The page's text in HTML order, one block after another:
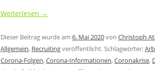
Weiterlesen →
Dieser Beitrag wurde am 6. Mai 2020von Christoph
Allgemein, Recruitingveröffentlicht. Schlagwörter:
Corona-Folgen,Corona-Informationen,Coronakrise,